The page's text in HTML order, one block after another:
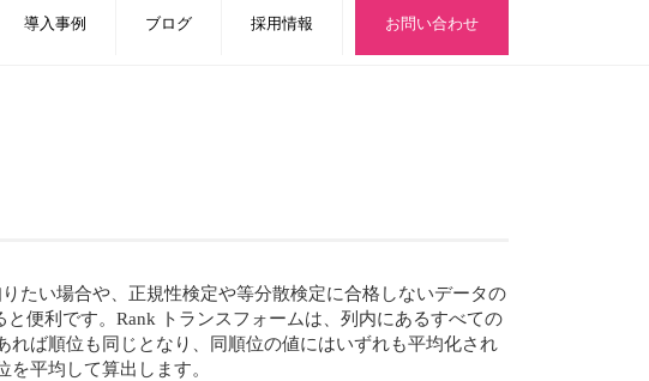
導入事例 ブログ 採用情報 お問い合わせ
たい場合や、正規性検定や等分散検定に合格しないデータの
便利です。Rank トランスフォームは、列内にあるすべての
ば順位も同じとなり、同順位の値にはいずれも平均化され
平均して算出します。